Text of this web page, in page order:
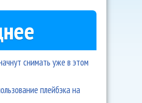
снимать уже в этом
плейбэка на